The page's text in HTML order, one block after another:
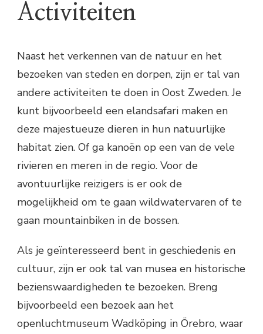
Activiteiten
Naast het verkennen van de natuur en het
bezoeken van steden en dorpen, zijn er tal van
andere activiteiten te doen in Oost Zweden. Je
kunt bijvoorbeeld een elandsafari maken en
deze majestueuze dieren in hun natuurlijke
habitat zien. Of ga kanoën op een van de vele
rivieren en meren in de regio. Voor de
avontuurlijke reizigers is er ook de
mogelijkheid om te gaan wildwatervaren of te
gaan mountainbiken in de bossen.
Als je geïnteresseerd bent in geschiedenis en
cultuur, zijn er ook tal van musea en historische
bezienswaardigheden te bezoeken. Breng
bijvoorbeeld een bezoek aan het
openluchtmuseum Wadköping in Örebro, waar